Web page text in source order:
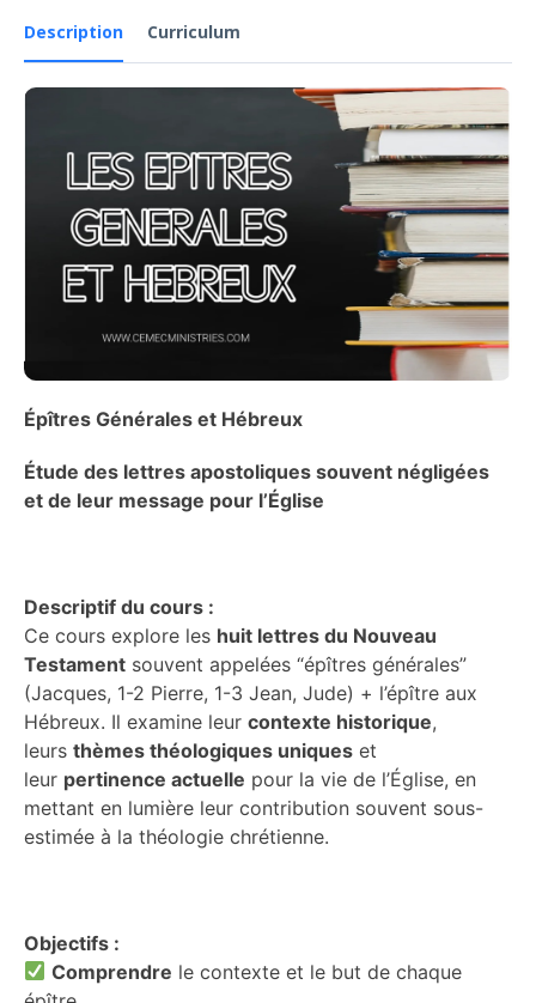
Description Curriculum
Épîtres Générales et Hébreux
Étude des lettres apostoliques souvent négligées
et de leur message pour l’Église
Descriptif du cours :
Ce cours explore les huit lettres du Nouveau
Testament souvent appelées “épîtres générales”
(Jacques, 1-2 Pierre, 1-3 Jean, Jude) + l’épître aux
Hébreux. Il examine leur contexte historique,
leurs thèmes théologiques uniques et
leur pertinence actuelle pour la vie de l’Église, en
mettant en lumière leur contribution souvent sous-
estimée à la théologie chrétienne.
Objectifs :
Comprendre le contexte et le but de chaque